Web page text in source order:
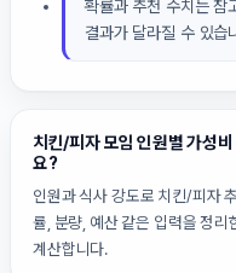
확률과 추천 수치는 참
결과가 달라질 수 있습
치킨/피자 모임 인원별 가성
요?
인원과 식사 강도로 치킨/피자
률, 분량, 예산 같은 입력을 정
계산합니다.